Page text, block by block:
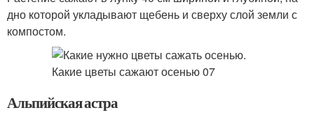
дно которой укладывают щебень и сверху слой земли с
компостом.
Альпийская астра